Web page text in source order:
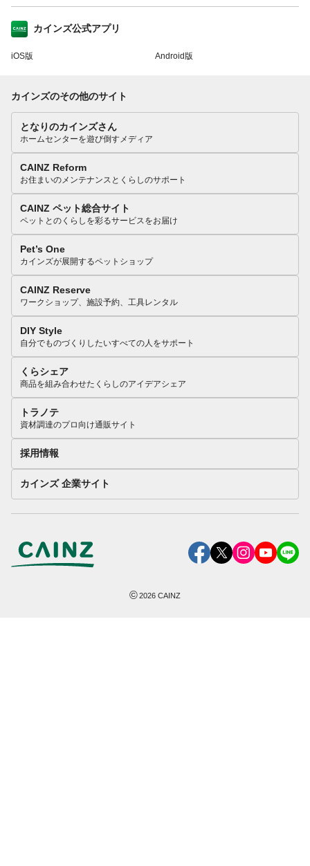
カインズ公式アプリ
iOS版 Android版
カインズのその他のサイト
となりのカインズさん
ホームセンターを遊び倒すメディア
CAINZ Reform
お住まいのメンテナンスとくらしのサポート
CAINZ ペット総合サイト
ペットとのくらしを彩るサービスをお届け
Pet’s One
カインズが展開するペットショップ
CAINZ Reserve
ワークショップ、施設予約、工具レンタル
DIY Style
自分でものづくりしたいすべての人をサポート
くらシェア
商品を組み合わせたくらしのアイデアシェア
トラノテ
資材調達のプロ向け通販サイト
採用情報
カインズ 企業サイト
©2026 CAINZ